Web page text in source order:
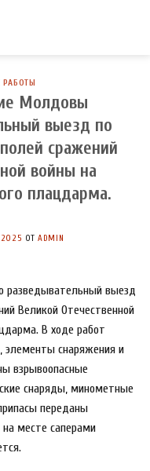
РАБОТЫ
Молдовы
выезд по
сражений
войны на
плацдарма.
ОТADMIN
разведывательный выезд
Великой Отечественной
В ходе работ
снаряжения и
взрывоопасные
снаряды, минометные
переданы
месте саперами